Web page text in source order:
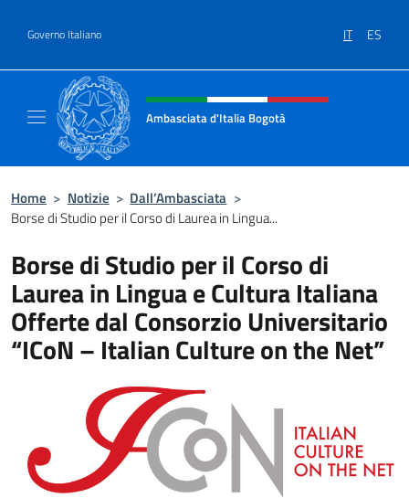
Governo Italiano IT ES
Intestazione sito, social e menù
Ambasciata d'Italia Bogotà
Home > Notizie > Dall’Ambasciata >
Borse di Studio per il Corso di Laurea in Lingua...
Borse di Studio per il Corso di
Laurea in Lingua e Cultura Italiana
Offerte dal Consorzio Universitario
“ICoN – Italian Culture on the Net”